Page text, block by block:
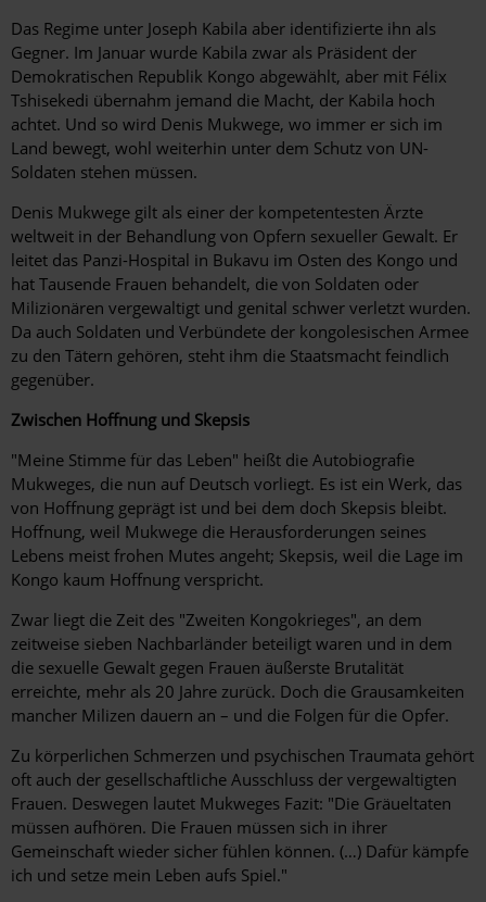
Das Regime unter Joseph Kabila aber identifizierte ihn als
Gegner. Im Januar wurde Kabila zwar als Präsident der
Demokratischen Republik Kongo abgewählt, aber mit Félix
Tshisekedi übernahm jemand die Macht, der Kabila hoch
achtet. Und so wird Denis Mukwege, wo immer er sich im
Land bewegt, wohl weiterhin unter dem Schutz von UN-
Soldaten stehen müssen.
Denis Mukwege gilt als einer der kompetentesten Ärzte
weltweit in der Behandlung von Opfern sexueller Gewalt. Er
leitet das Panzi-Hospital in Bukavu im Osten des Kongo und
hat Tausende Frauen behandelt, die von Soldaten oder
Milizionären vergewaltigt und genital schwer verletzt wurden.
Da auch Soldaten und Verbündete der kongolesischen Armee
zu den Tätern gehören, steht ihm die Staatsmacht feindlich
gegenüber.
Zwischen Hoffnung und Skepsis
"Meine Stimme für das Leben" heißt die Autobiografie
Mukweges, die nun auf Deutsch vorliegt. Es ist ein Werk, das
von Hoffnung geprägt ist und bei dem doch Skepsis bleibt.
Hoffnung, weil Mukwege die Herausforderungen seines
Lebens meist frohen Mutes angeht; Skepsis, weil die Lage im
Kongo kaum Hoffnung verspricht.
Zwar liegt die Zeit des "Zweiten Kongokrieges", an dem
zeitweise sieben Nachbarländer beteiligt waren und in dem
die sexuelle Gewalt gegen Frauen äußerste Brutalität
erreichte, mehr als 20 Jahre zurück. Doch die Grausamkeiten
mancher Milizen dauern an – und die Folgen für die Opfer.
Zu körperlichen Schmerzen und psychischen Traumata gehört
oft auch der gesellschaftliche Ausschluss der vergewaltigten
Frauen. Deswegen lautet Mukweges Fazit: "Die Gräueltaten
müssen aufhören. Die Frauen müssen sich in ihrer
Gemeinschaft wieder sicher fühlen können. (…) Dafür kämpfe
ich und setze mein Leben aufs Spiel."